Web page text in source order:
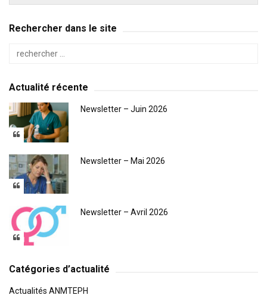
Rechercher dans le site
Actualité récente
Newsletter – Juin 2026
Newsletter – Mai 2026
Newsletter – Avril 2026
Catégories d’actualité
Actualités ANMTEPH